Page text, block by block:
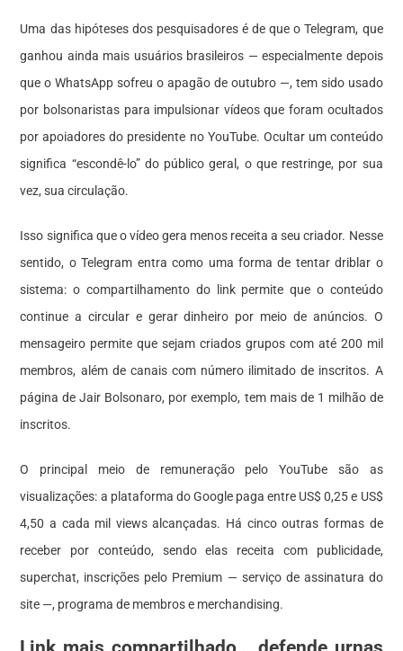
Uma das hipóteses dos pesquisadores é de que o Telegram, que
ganhou ainda mais usuários brasileiros — especialmente depois
que o WhatsApp sofreu o apagão de outubro —, tem sido usado
por bolsonaristas para impulsionar vídeos que foram ocultados
por apoiadores do presidente no YouTube. Ocultar um conteúdo
significa “escondê-lo” do público geral, o que restringe, por sua
vez, sua circulação.
Isso significa que o vídeo gera menos receita a seu criador. Nesse
sentido, o Telegram entra como uma forma de tentar driblar o
sistema: o compartilhamento do link permite que o conteúdo
continue a circular e gerar dinheiro por meio de anúncios. O
mensageiro permite que sejam criados grupos com até 200 mil
membros, além de canais com número ilimitado de inscritos. A
página de Jair Bolsonaro, por exemplo, tem mais de 1 milhão de
inscritos.
O principal meio de remuneração pelo YouTube são as
visualizações: a plataforma do Google paga entre US$ 0,25 e US$
4,50 a cada mil views alcançadas. Há cinco outras formas de
receber por conteúdo, sendo elas receita com publicidade,
superchat, inscrições pelo Premium — serviço de assinatura do
site —, programa de membros e merchandising.